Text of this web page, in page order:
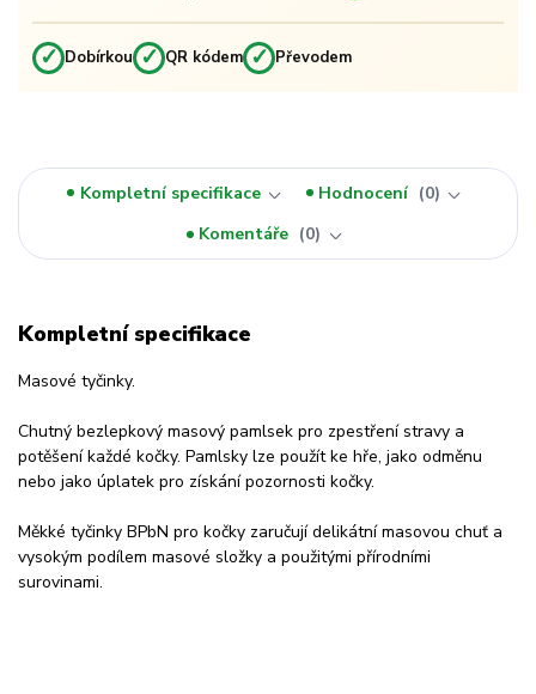
✓ Dobírkou ✓ QR kódem ✓ Převodem
Kompletní specifikace Hodnocení
0
Komentáře
0
Kompletní specifikace
Masové tyčinky.
Chutný bezlepkový masový pamlsek pro zpestření stravy a
potěšení každé kočky. Pamlsky lze použít ke hře, jako odměnu
nebo jako úplatek pro získání pozornosti kočky.
Měkké tyčinky BPbN pro kočky zaručují delikátní masovou chuť a
vysokým podílem masové složky a použitými přírodními
surovinami.